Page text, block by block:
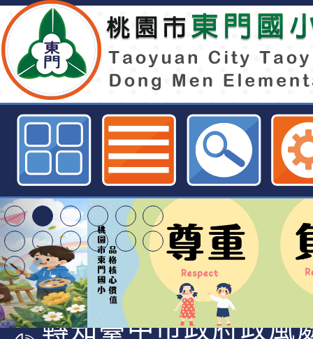
轉知財團法人靖娟兒童安全文教基
及防墜安全教育知能研習」-桃園
訊網
特殊教育學生及幼兒
明手冊(修訂版)與學
轉知臺中市政府政風